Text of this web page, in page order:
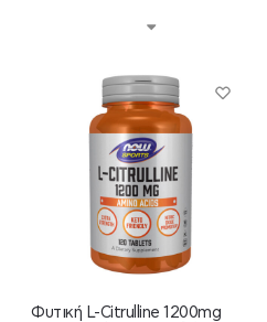
Φυτική L-Citrulline 1200mg